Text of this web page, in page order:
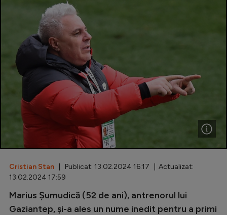
SuperLiga
Liga 2
Cupa României
Echipa Națională
Fotbal feminin
Special
Diverse
Inedit
Cristian Stan | Publicat: 13.02.2024 16:17 | Actualizat:
13.02.2024 17:59
Marius Șumudică (52 de ani), antrenorul lui
Gaziantep, și-a ales un nume inedit pentru a primi